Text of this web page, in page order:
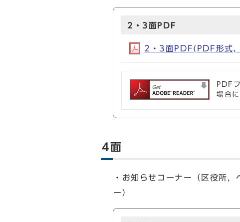
2・3面PDF
2・3面PDF(PDF形式
PDF
場合に
4面
・お知らせコーナー（区役所
ー）